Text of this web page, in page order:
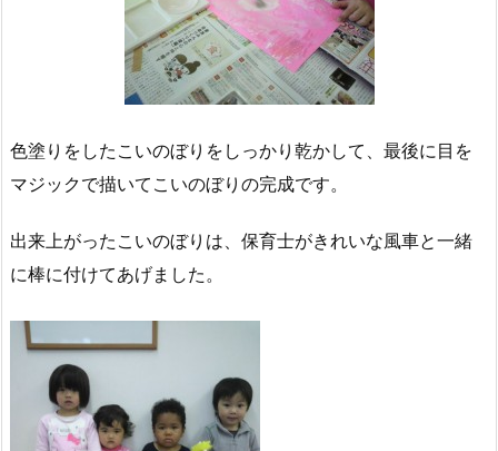
色塗りをしたこいのぼりをしっかり乾かして、最後に目を
マジックで描いてこいのぼりの完成です。
出来上がったこいのぼりは、保育士がきれいな風車と一緒
に棒に付けてあげました。